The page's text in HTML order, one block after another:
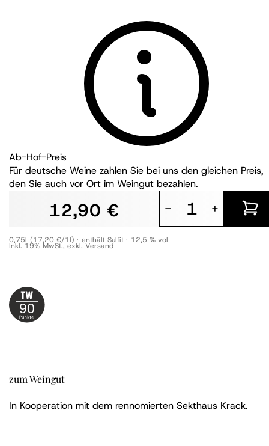
Ab-Hof-Preis
Für deutsche Weine zahlen Sie bei uns den gleichen Preis,
den Sie auch vor Ort im Weingut bezahlen.
12,90 €
Inkl. 19% MwSt., exkl. Versand
- +
0,75l (17,20 €/1l) enthält Sulfit 12,5 % vol
90
zum Weingut
In Kooperation mit dem rennomierten Sekthaus Krack.